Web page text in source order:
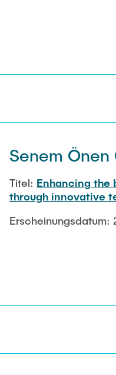
Senem Önen
Titel: Enhancing the
through innovative
Erscheinungsdatum: